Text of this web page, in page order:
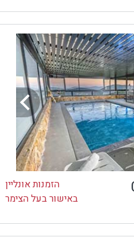
הזמנות אונליין
באישור בעל הצימר